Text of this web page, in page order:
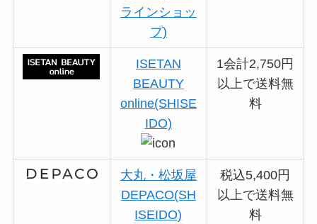
ラインショッ
プ)
ISETAN
BEAUTY
online(SHISE
IDO)
1会計2,750円
以上で送料無
料
大丸・松坂屋
DEPACO(SH
ISEIDO)
税込5,400円
以上で送料無
料